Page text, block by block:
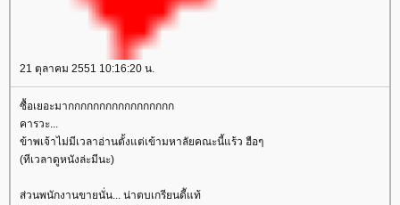
21 ตุลาคม 2551 10:16:20 น.
ซื้อเยอะมากกกกกกกกกกกกกกกกก
คารวะ...
ข้าพเจ้าไม่มีเวลาอ่านตั้งแต่เข้ามหาลัยคณะนี้แร้ว ฮือๆ
(ทีเวลาดูหนังล่ะมีนะ)
ส่วนพนักงานขายนั่น... น่าตบเกรียนดีัแท้